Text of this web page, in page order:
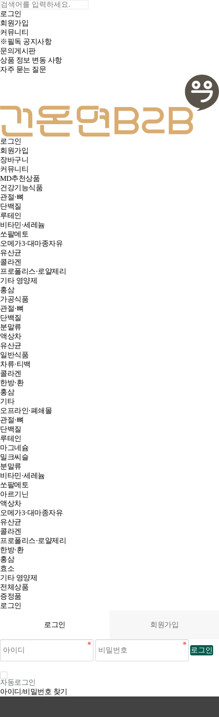
로그인
회원가입
커뮤니티
※필독 공지사항
문의게시판
상품 정보 변동 사항
자주 묻는 질문
로그인
회원가입
장바구니
커뮤니티
MD추천상품
건강기능식품
관절·뼈
단백질
루테인
비타민·세레늄
쏘팔메토
오메가3·대마종자유
유산균
콜라겐
프로폴리스·로얄제리
기타 영양제
홍삼
가공식품
관절·뼈
단백질
분말류
액상차
유산균
일반식품
차류·티백
콜라겐
한방·환
홍삼
기타
오프라인·폐쇄몰
관절·뼈
단백질
루테인
마그네슘
밀크씨슬
분말류
비타민·세레늄
쏘팔메토
아르기닌
액상차
오메가3·대마종자유
유산균
콜라겐
프로폴리스·로얄제리
한방·환
홍삼
효소
기타 영양제
전체상품
증정품
로그인
로그인 회원가입
로그인
자동로그인
아이디/비밀번호 찾기